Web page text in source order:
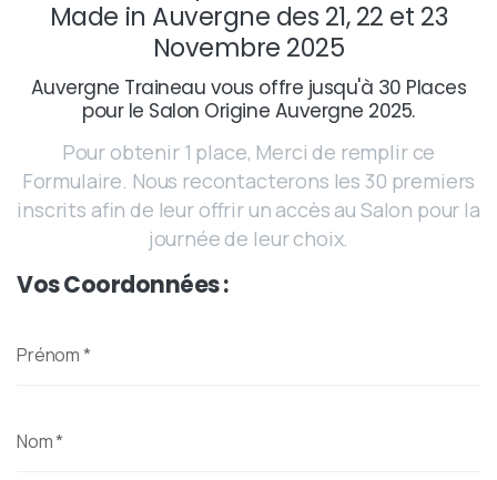
Made in Auvergne des 21, 22 et 23
Novembre 2025
Auvergne Traineau vous offre jusqu'à 30 Places
pour le Salon Origine Auvergne 2025.
Pour obtenir 1 place, Merci de remplir ce
Formulaire. Nous recontacterons les 30 premiers
inscrits afin de leur offrir un accès au Salon pour la
journée de leur choix.
Vos Coordonnées :
Prénom*
Nom*